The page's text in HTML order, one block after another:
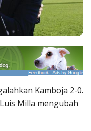
Kamboja 2-0.
Milla mengubah